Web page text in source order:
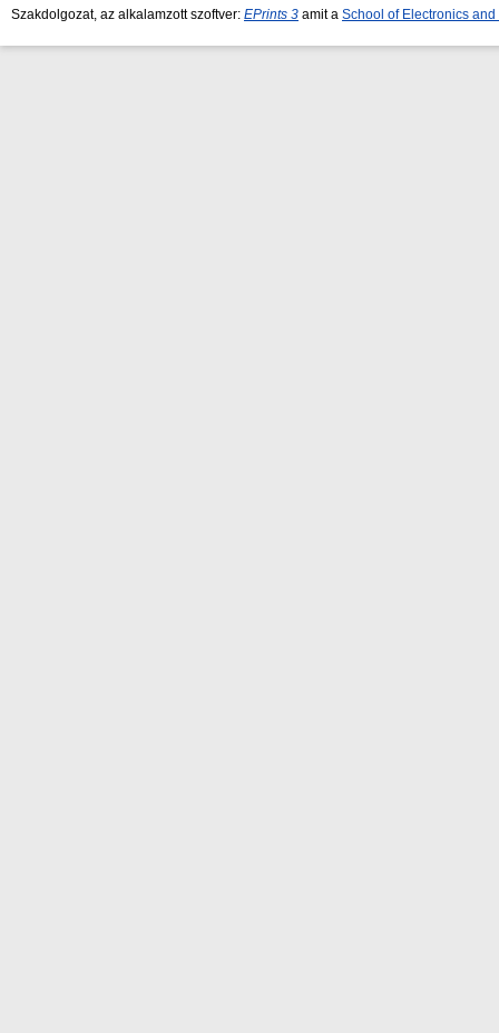
Szakdolgozat, az alkalamzott szoftver: EPrints 3 amit a School of Electronics